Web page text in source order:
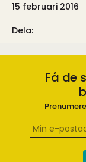
15 februari 2016
Dela:
Få de